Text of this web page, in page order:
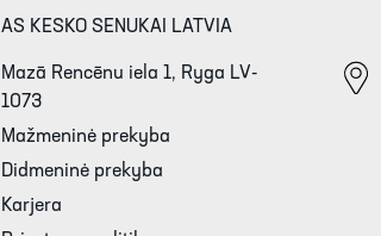
AS KESKO SENUKAI LATVIA
Mazā Rencēnu iela 1, Ryga LV-
1073
Mažmeninė prekyba
Didmeninė prekyba
Karjera